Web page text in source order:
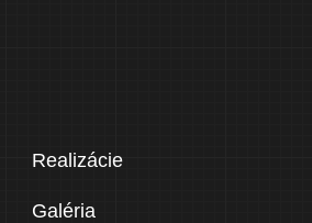
Realizácie
Galéria